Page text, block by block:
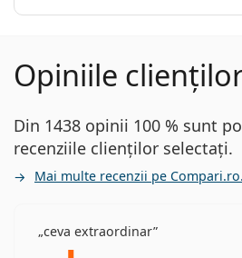
Opiniile
Din 1438 opinii 100 % sunt
recenziile clienților selectați.
Mai multe recenzii pe Compari.ro.
ceva extraordinar